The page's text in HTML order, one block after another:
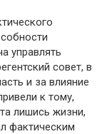
управлять
совет, в
и за влияние
к тому,
лишись жизни,
фактическим